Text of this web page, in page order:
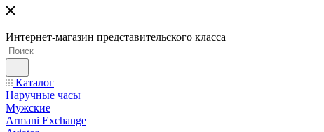
Интернет-магазин представительского класса
Каталог
Наручные часы
Мужские
Armani Exchange